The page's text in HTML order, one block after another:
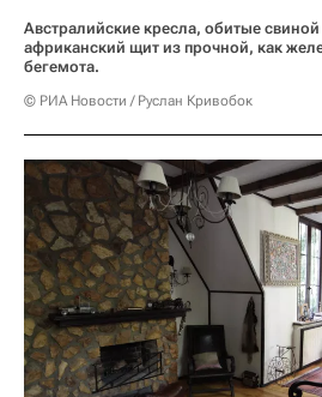
Австралийские кресла, обитые
африканский щит из прочной, как
бегемота.
© РИА Новости / Руслан Кривобок